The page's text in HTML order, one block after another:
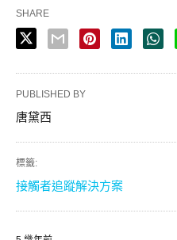
SHARE
PUBLISHED BY
唐黛西
標籤:
接觸者追蹤解決方案